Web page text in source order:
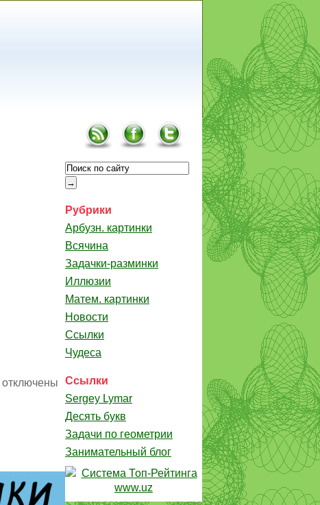
отключены
Рубрики
Арбузн. картинки
Всячина
Задачки-разминки
Иллюзии
Матем. картинки
Новости
Ссылки
Чудеса
Ссылки
Sergey Lymar
Десять букв
Задачи по геометрии
Занимательный блог